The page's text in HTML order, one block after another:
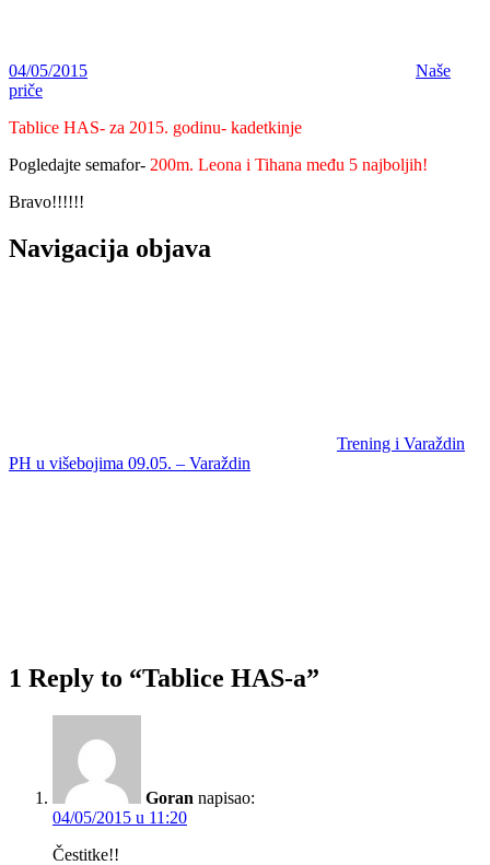
04/05/2015
Naše
priče
Tablice HAS- za 2015. godinu- kadetkinje
Pogledajte semafor- 200m. Leona i Tihana među 5 najboljih!
Bravo!!!!!!
Navigacija objava
Trening i Varaždin
PH u višebojima 09.05. – Varaždin
1 Reply to “Tablice HAS-a”
Goran napisao:
04/05/2015 u 11:20
Čestitke!!